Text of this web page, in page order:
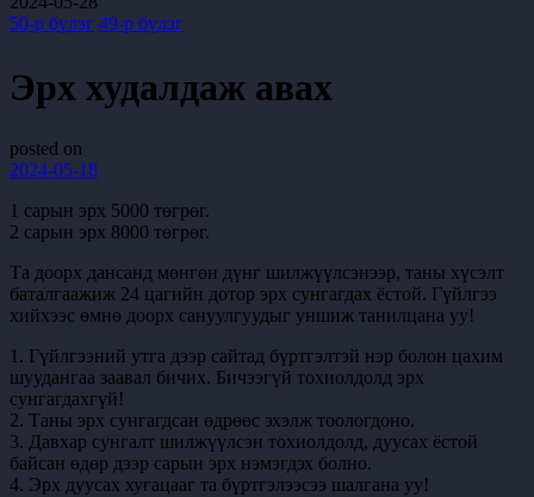
50-р бүлэг 49-р бүлэг
Эрх худалдаж авах
posted on
2024-05-18
1 сарын эрх 5000 төгрөг.
2 сарын эрх 8000 төгрөг.
Та доорх дансанд мөнгөн дүнг шилжүүлсэнээр, таны хүсэлт
баталгаажиж 24 цагийн дотор эрх сунгагдах ёстой. Гүйлгээ
хийхээс өмнө доорх сануулгуудыг уншиж танилцана уу!
1. Гүйлгээний утга дээр сайтад бүртгэлтэй нэр болон цахим
шуудангаа заавал бичих. Бичээгүй тохиолдолд эрх
сунгагдахгүй!
2. Таны эрх сунгагдсан өдрөөс эхэлж тоологдоно.
3. Давхар сунгалт шилжүүлсэн тохиолдолд, дуусах ёстой
байсан өдөр дээр сарын эрх нэмэгдэх болно.
4. Эрх дуусах хугацааг та бүртгэлээсээ шалгана уу!